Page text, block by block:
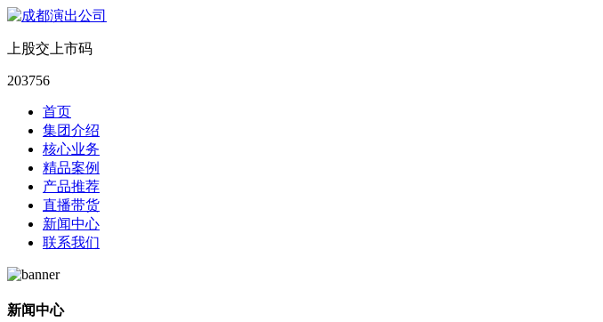
上股交上市码
203756
首页
集团介绍
核心业务
精品案例
产品推荐
直播带货
新闻中心
联系我们
新闻中心